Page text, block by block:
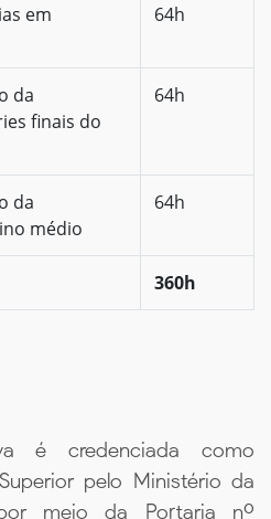
em
64h
da
finais do
64h
da
médio
64h
360h
é credenciada como
pelo Ministério da
meio da Portaria nº